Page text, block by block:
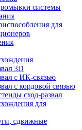
системы
для
3D
с ИК-связью
с кордовой связью
сход-развал
для
сдвижные